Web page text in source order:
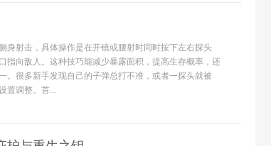
身射击，具体操作是在开镜或腰射时同时按下左右探头
指向敌人。这种技巧能减少暴露面积，提高生存概率，还
。很多新手发现自己的子弹总打不准，或者一探头就被
置调整。首...